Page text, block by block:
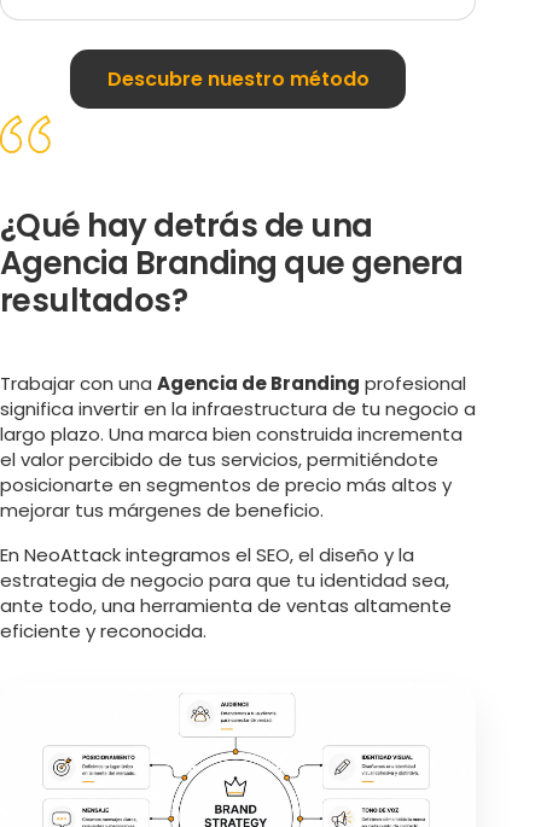
Descubre nuestro método
¿Qué hay detrás de una
Agencia Branding que genera
resultados?
Trabajar con una Agencia de Branding profesional
significa invertir en la infraestructura de tu negocio a
largo plazo. Una marca bien construida incrementa
el valor percibido de tus servicios, permitiéndote
posicionarte en segmentos de precio más altos y
mejorar tus márgenes de beneficio.
En NeoAttack integramos el SEO, el diseño y la
estrategia de negocio para que tu identidad sea,
ante todo, una herramienta de ventas altamente
eficiente y reconocida.